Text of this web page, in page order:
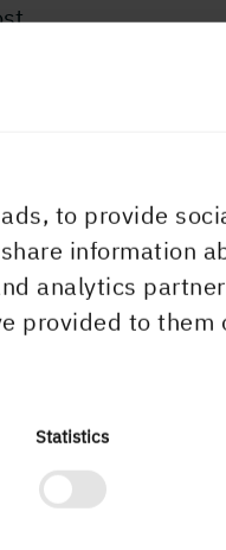
to provide
information
analytics
provided to them
Statistics
Holmen AB enligt
torsdagen
och årsstämma